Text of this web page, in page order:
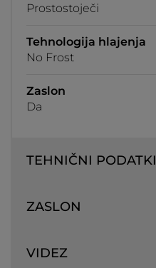
Prostostoječi
Tehnologija hlajenja
No Frost
Zaslon
Da
TEHNIČNI PODATKI
ZASLON
VIDEZ